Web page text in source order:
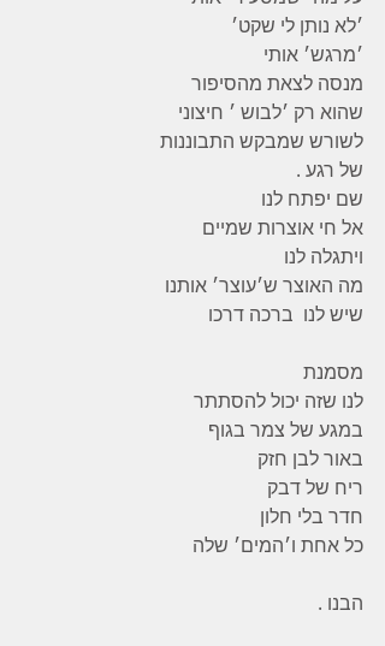
׳לא נותן לי שקט׳
׳מרגש׳ אותי
מנסה לצאת מהסיפור
שהוא רק ׳לבוש ׳ חיצוני
לשורש שמבקש התבוננות
של רגע .
שם יפתח לנו
אל חי אוצרות שמיים
ויתגלה לנו
מה האוצר ש׳עוצר׳ אותנו
שיש לנו  ברכה דרכו
מסמנת
לנו שזה יכול להסתתר
במגע של צמר בגוף
באור לבן חזק
ריח של דבק
חדר בלי חלון
כל אחת ו׳המים׳ שלה
הבנו .